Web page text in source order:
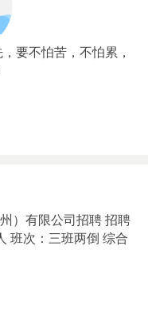
要不怕苦，不怕累，
）有限公司招聘 招聘
班次：三班两倒 综合